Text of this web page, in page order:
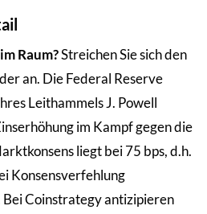
Raum?Streichen Sie sich den
an. Die Federal Reserve
Leithammels J. Powell
im Kampf gegen die
liegt bei 75 bps, d.h.
Konsensverfehlung
Coinstrategy antizipieren